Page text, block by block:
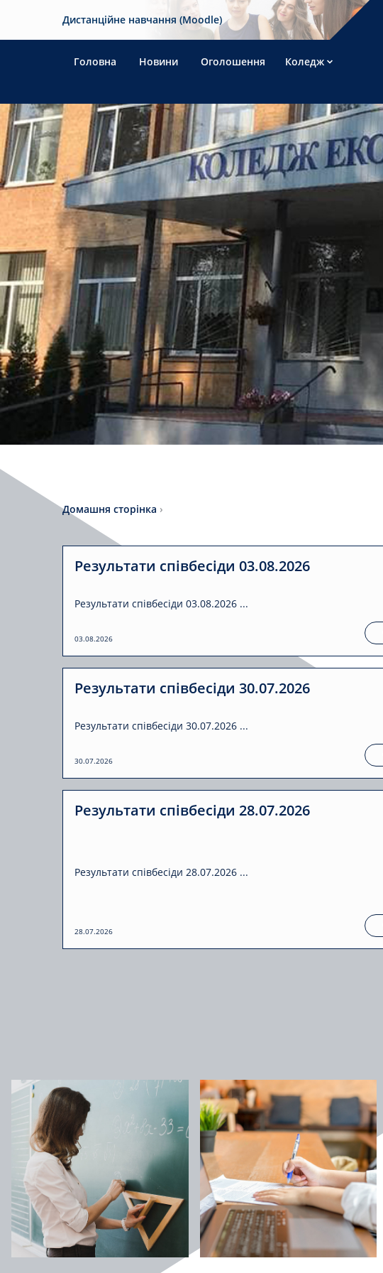
Дистанційне навчання (Moodle)
Головна Новини Оголошення Коледж
Домашня сторінка ›
Результати співбесіди 03.08.2026
Результати співбесіди 03.08.2026 ...
03.08.2026
Результати співбесіди 30.07.2026
Результати співбесіди 30.07.2026 ...
30.07.2026
Результати співбесіди 28.07.2026
Результати співбесіди 28.07.2026 ...
28.07.2026
Студентське життя